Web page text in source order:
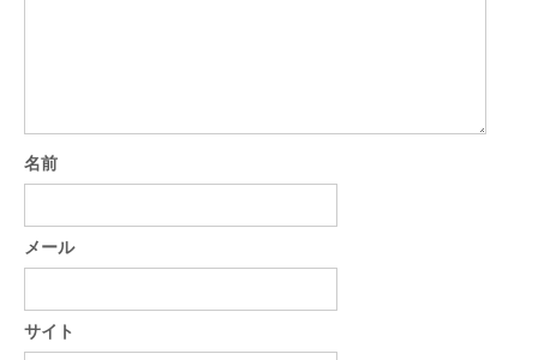
名前
メール
サイト